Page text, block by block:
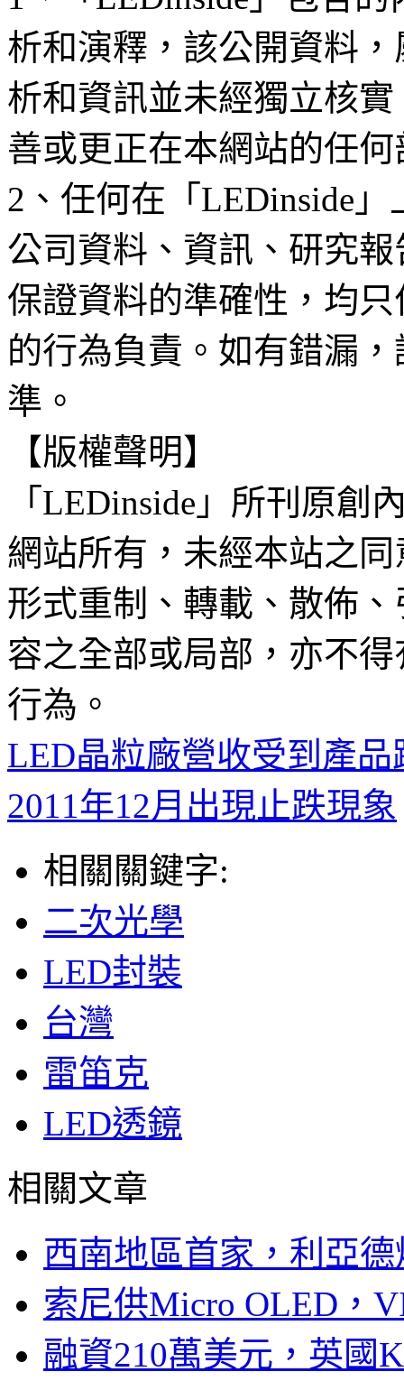
析和演釋，該公開資料
析和資訊並未經獨立核
善或更正在本網站的任
2、任何在「LEDinside
公司資料、資訊、研究
保證資料的準確性，均
的行為負責。如有錯漏
準。
【版權聲明】
「LEDinside」所刊原創
網站所有，未經本站之
形式重制、轉載、散佈
容之全部或局部，亦不
行為。
LED晶粒廠營收受到產品
2011年12月出現止跌現象
相關關鍵字:
二次光學
LED封裝
台灣
雷笛克
LED透鏡
相關文章
西南地區首家，利亞
索尼供Micro OLED，
融資210萬美元，英國